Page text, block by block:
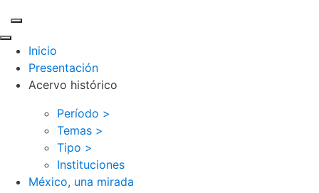
Inicio
Presentación
Acervo histórico
Período >
Temas >
Tipo >
Instituciones
México, una mirada